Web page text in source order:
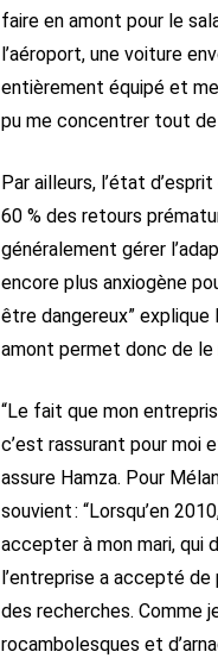
faire en amont pour le
l’aéroport, une voiture
entièrement équipé et
pu me concentrer tout de
Par ailleurs, l’état
60 % des retours
généralement gérer
encore plus anxiogène
être dangereux”
amont permet donc de le
“Le fait que mon
c’est rassurant pour moi
assure Hamza. Pour
souvient : “Lorsqu’en
accepter à mon mari, qui
l’entreprise a accepté
des recherches. Comme
rocambolesques et